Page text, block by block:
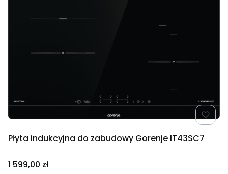
Płyta indukcyjna do zabudowy Gorenje IT43SC7
Cena
1 599,00 zł